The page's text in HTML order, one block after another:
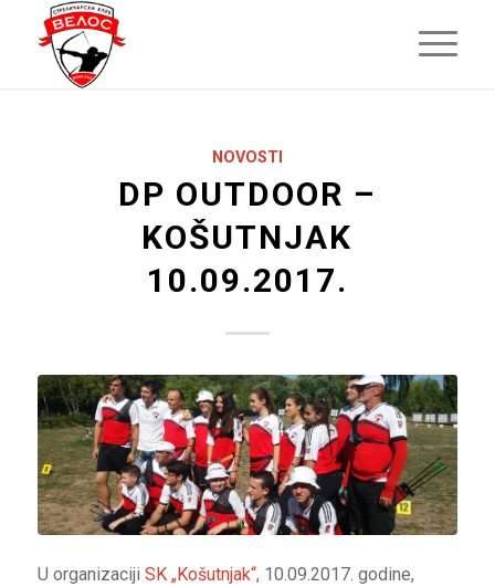
NOVOSTI
DP OUTDOOR –
KOŠUTNJAK
10.09.2017.
U organizaciji SK „Košutnjak“, 10.09.2017. godine,